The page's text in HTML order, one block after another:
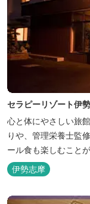
セラピーリゾート伊
心と体にやさしい旅
りや、管理栄養士監
ール食も楽しむことが
伊勢志摩